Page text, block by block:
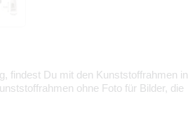
findest Du mit den Kunststoffrahmen in
ohne Foto für Bilder, die